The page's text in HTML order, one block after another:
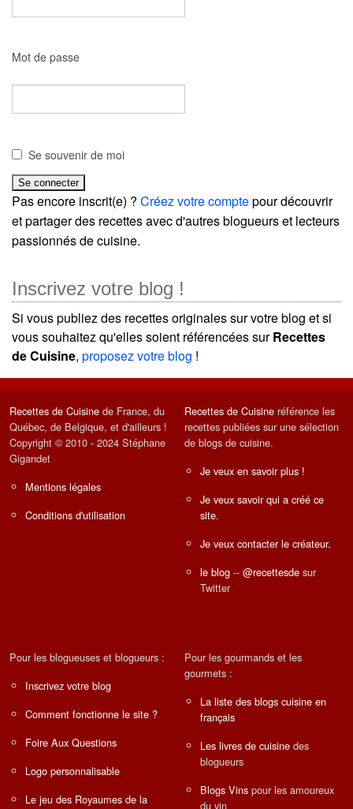
Mot de passe
Se souvenir de moi
Pas encore inscrit(e) ? Créez votre comptepour découvrir
et partager des recettes avec d'autres blogueurs et lecteurs
passionnés de cuisine.
Inscrivez votre blog !
Si vous publiez des recettes originales sur votre blog et si
vous souhaitez qu'elles soient référencées surRecettes
de Cuisine, proposez votre blog !
Recettes de Cuisine de France, du
Québec, de Belgique, et d'ailleurs !
Copyright © 2010 - 2024 Stéphane
Gigandet
Mentions légales
Conditions d'utilisation
Recettes de Cuisine référence les
recettes publiées sur une sélection
de blogs de cuisine.
Je veux en savoir plus !
Je veux savoir qui a créé ce
site.
Je veux contacter le créateur.
le blog -- @recettesde sur
Twitter
Pour les blogueuses et blogueurs :
Inscrivez votre blog
Comment fonctionne le site ?
Foire Aux Questions
Logo personnalisable
Le jeu des Royaumes de la
Pour les gourmands et les
gourmets :
La liste des blogs cuisine en
français
Les livres de cuisine des
blogueurs
Blogs Vins pour les amoureux
du vin